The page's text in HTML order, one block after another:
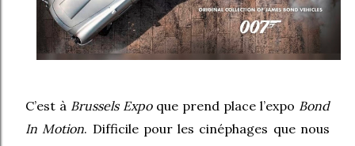
C’est à Brussels Expoque prend place l’expo Bond
In Motion. Difficile pour les cinéphages que nous